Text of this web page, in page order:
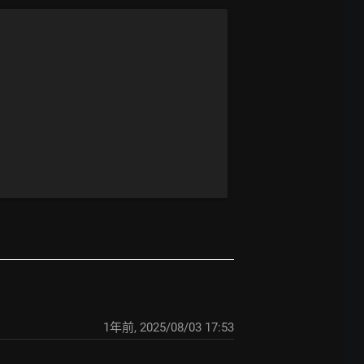
1年前, 2025/08/03 17:53